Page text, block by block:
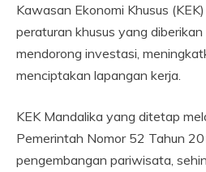
Kawasan Ekonomi Khusus
peraturan khusus yang
mendorong investasi,
menciptakan lapangan kerja.
KEK Mandalika yang ditetap
Pemerintah Nomor 52 Tahun
pengembangan pariwisata,